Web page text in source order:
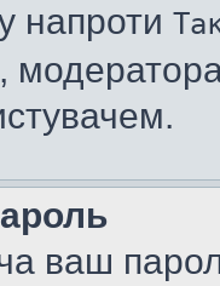
напроти
ваш